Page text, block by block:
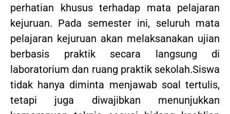
perhatian khusus terhadap mata pelajaran
kejuruan. Pada semester ini, seluruh mata
pelajaran kejuruan akan melaksanakan ujian
berbasis praktik secara langsung di
laboratorium dan ruang praktik sekolah.Siswa
tidak hanya diminta menjawab soal tertulis,
tetapi juga diwajibkan menunjukkan